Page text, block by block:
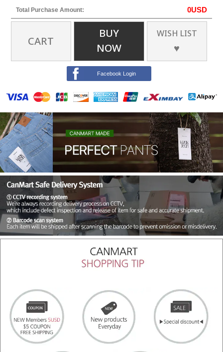
Total Purchase Amount: 0USD
CART
BUY
NOW
WISH LIST
♥
Facebook Login